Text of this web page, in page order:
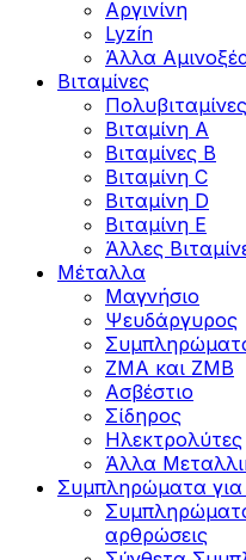
Αργινίνη
Lyzín
Άλλα
Βιταμίνες
Πολυβιταμίνες
Βιταμίνη Α
Βιταμίνες Β
Βιταμίνη C
Βιταμίνη D
Βιταμίνη Ε
Άλλες
Μέταλλα
Μαγνήσιο
Ψευδάργυρος
ZMA και ZMB
Ασβέστιο
Σίδηρος
Ηλεκτρολύτες
Άλλα
Συμπληρώματα για
αρθρώσεις